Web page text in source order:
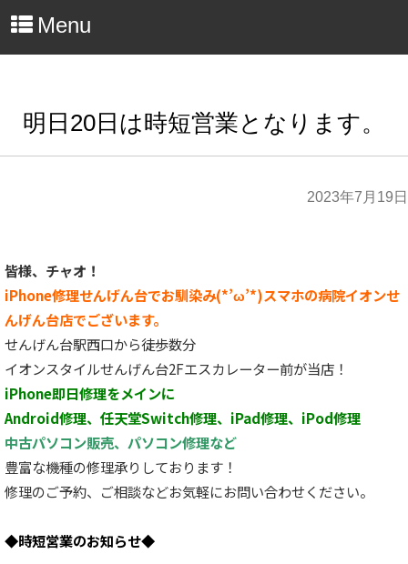
Menu
明日20日は時短営業となります。
2023年7月19日
皆様、チャオ！
iPhone修理せんげん台でお馴染み(*’ω’*)スマホの病院イオンせ
んげん台店でございます。
せんげん台駅西口から徒歩数分
イオンスタイルせんげん台2Fエスカレーター前が当店！
iPhone即日修理をメインに
Android修理、任天堂Switch修理、iPad修理、iPod修理
中古パソコン販売、パソコン修理など
豊富な機種の修理承りしております！
修理のご予約、ご相談などお気軽にお問い合わせください。
◆時短営業のお知らせ◆